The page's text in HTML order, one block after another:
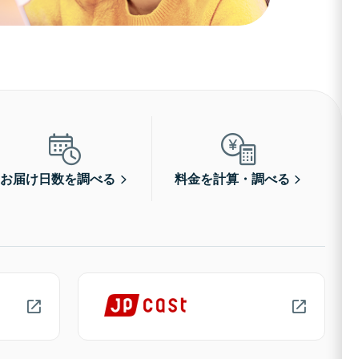
お届け日数を調べる 料金を計算・調べる